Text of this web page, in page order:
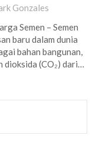
Gonzales
Semen – Semen
baru dalam dunia
bahan bangunan,
dioksida (CO₂) dari…